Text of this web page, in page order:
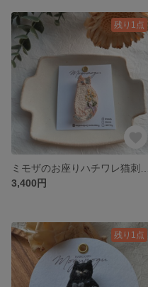
残り1点
3,400円
残り1点